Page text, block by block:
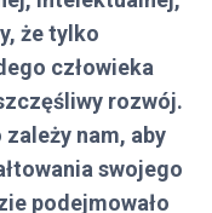
że tylko
człowieka
rozwój.
nam, aby
swojego
podejmowało